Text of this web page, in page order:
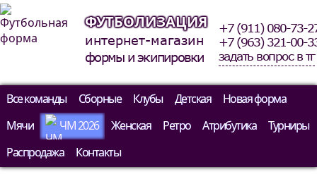
ФУТБОЛИЗАЦИЯ
интернет-магазин
формы и экипировки
+7 (911) 080-73-
+7 (963) 321-00-
задать вопрос в тг
Все команды Сборные Клубы Детская
Новая форма
Мячи
ЧМ 2026 Женская Ретро Атрибутика
Турниры
Распродажа
Контакты